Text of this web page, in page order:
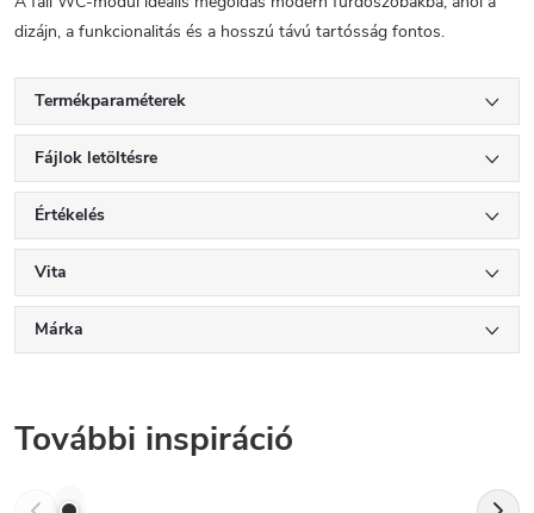
dizájn, a funkcionalitás és a hosszú távú tartósság fontos.
Termékparaméterek
Fájlok letöltésre
Értékelés
Vita
Márka
További inspiráció